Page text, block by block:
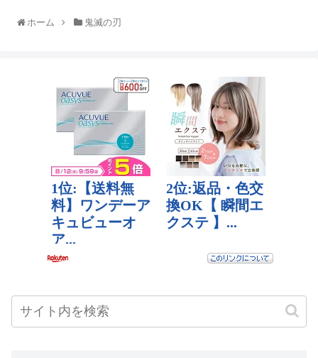
ホーム 鬼滅の刃